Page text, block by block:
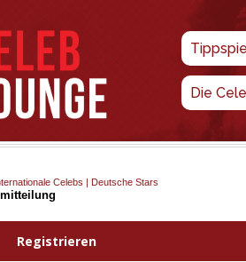
Die
Celebs | Deutsche Stars
Registrieren